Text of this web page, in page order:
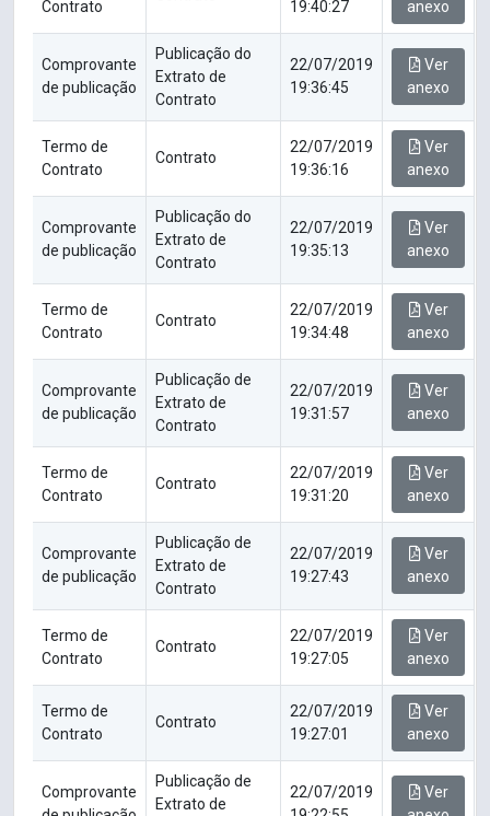
Contrato
19:40:27
anexo
Comprovante
de publicação
Publicação do
Extrato de
Contrato
22/07/2019
19:36:45
Ver
anexo
Termo de
Contrato
Contrato
22/07/2019
19:36:16
Ver
anexo
Comprovante
de publicação
Publicação do
Extrato de
Contrato
22/07/2019
19:35:13
Ver
anexo
Termo de
Contrato
Contrato
22/07/2019
19:34:48
Ver
anexo
Comprovante
de publicação
Publicação de
Extrato de
Contrato
22/07/2019
19:31:57
Ver
anexo
Termo de
Contrato
Contrato
22/07/2019
19:31:20
Ver
anexo
Comprovante
de publicação
Publicação de
Extrato de
Contrato
22/07/2019
19:27:43
Ver
anexo
Termo de
Contrato
Contrato
22/07/2019
19:27:05
Ver
anexo
Termo de
Contrato
Contrato
22/07/2019
19:27:01
Ver
anexo
Comprovante
Publicação de
Extrato de
22/07/2019
Ver